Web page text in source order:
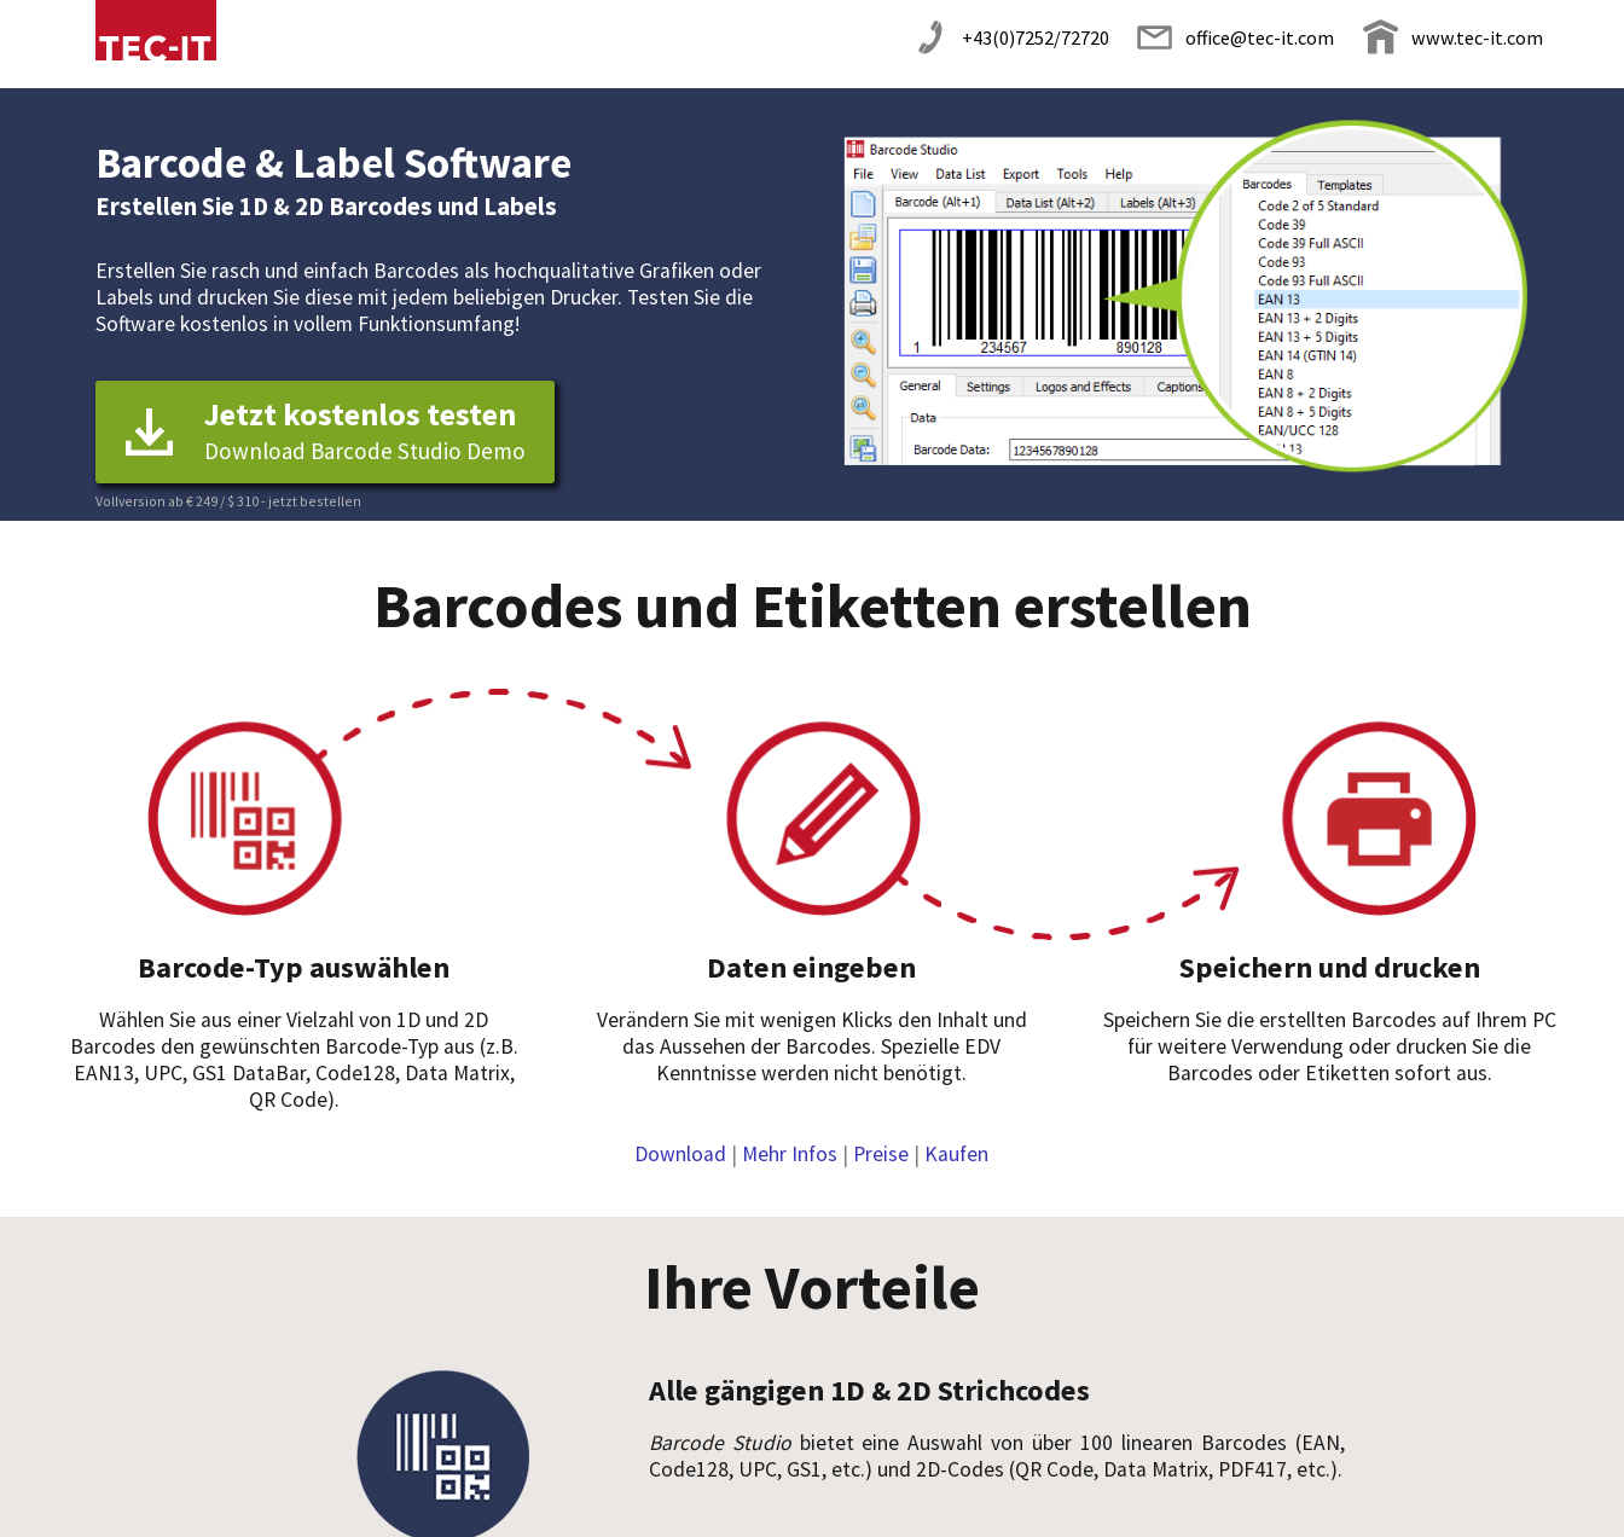
+43(0)7252/72720 office@tec-it.com www.tec-it.com
Barcode & Label Software
Erstellen Sie 1D & 2D Barcodes und Labels
Erstellen Sie rasch und einfach Barcodes als hochqualitative Grafiken oder
Labels und drucken Sie diese mit jedem beliebigen Drucker. Testen Sie die
Software kostenlos in vollem Funktionsumfang!
Jetzt kostenlos testen
Download Barcode Studio Demo
Vollversion ab € 249 / $ 310- jetzt bestellen
Barcodes und Etiketten erstellen
Barcode-Typ auswählen
Wählen Sie aus einer Vielzahl von 1D und 2D
Barcodes den gewünschten Barcode-Typ aus (z.B.
EAN13, UPC, GS1 DataBar, Code128, Data Matrix,
QR Code).
Daten eingeben
Verändern Sie mit wenigen Klicks den Inhalt und
das Aussehen der Barcodes. Spezielle EDV
Kenntnisse werden nicht benötigt.
Download | Mehr Infos | Preise | Kaufen
Speichern und drucken
Speichern Sie die erstellten Barcodes auf Ihrem PC
für weitere Verwendung oder drucken Sie die
Barcodes oder Etiketten sofort aus.
Ihre Vorteile
Alle gängigen 1D & 2D Strich­codes
Barcode Studiobietet eine Auswahl von über 100 linearen Barcodes (EAN,
Code128, UPC, GS1, etc.) und 2D-Codes (QR Code, Data Matrix, PDF417, etc.).